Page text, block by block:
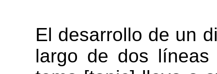
El desarrollo de un
largo de dos líneas